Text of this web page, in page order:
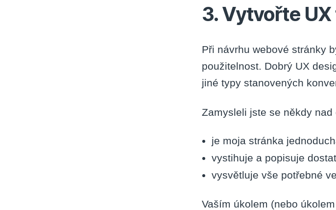
3. Vytvořte
Při návrhu webové stránky
použitelnost. Dobrý UX
jiné typy stanovených
Zamysleli jste se někdy nad
je moja stránka
vystihuje a popisuje
vysvětluje vše potřebné
Vaším úkolem (nebo